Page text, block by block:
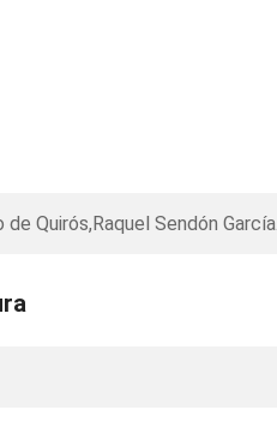
Quirós,Raquel Sendón García.